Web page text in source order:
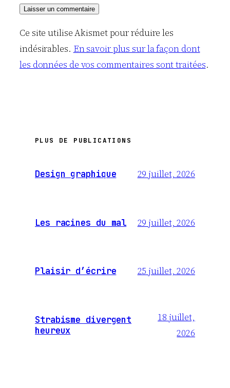
Ce site utilise Akismet pour réduire les
indésirables. En savoir plus sur la façon dont
les données de vos commentaires sont traitées.
PLUS DE PUBLICATIONS
Design graphique 29 juillet, 2026
Les racines du mal 29 juillet, 2026
Plaisir d’écrire 25 juillet, 2026
Strabisme divergent
heureux
18 juillet,
2026